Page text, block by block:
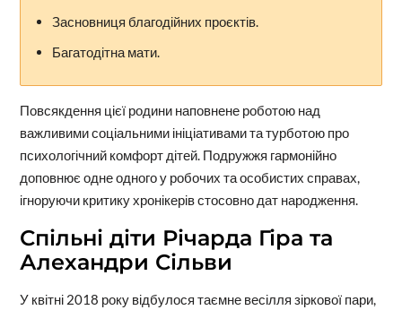
Засновниця благодійних проєктів.
Багатодітна мати.
Повсякдення цієї родини наповнене роботою над
важливими соціальними ініціативами та турботою про
психологічний комфорт дітей. Подружжя гармонійно
доповнює одне одного у робочих та особистих справах,
ігноруючи критику хронікерів стосовно дат народження.
Спільні діти Річарда Гіра та
Алехандри Сільви
У квітні 2018 року відбулося таємне весілля зіркової пари,